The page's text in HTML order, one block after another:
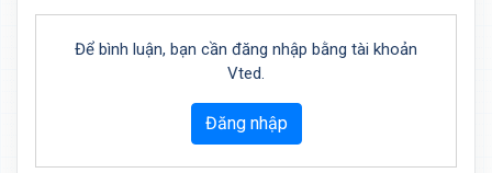
Để bình luận, bạn cần đăng nhập bằng tài khoản
Vted.
Đăng nhập